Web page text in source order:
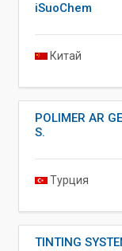
iSuoChem
Китай
POLIMER AR
S.
Турция
TINTING